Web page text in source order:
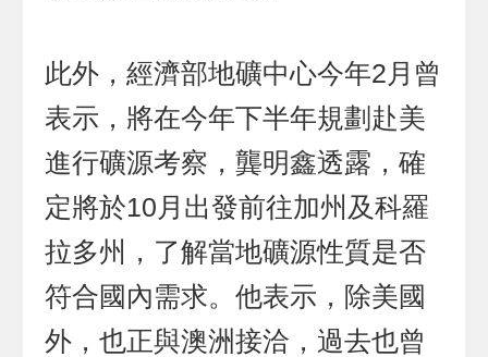
此外，經濟部地礦中心今年2月曾
表示，將在今年下半年規劃赴美
進行礦源考察，龔明鑫透露，確
定將於10月出發前往加州及科羅
拉多州，了解當地礦源性質是否
符合國內需求。他表示，除美國
外，也正與澳洲接洽，過去也曾